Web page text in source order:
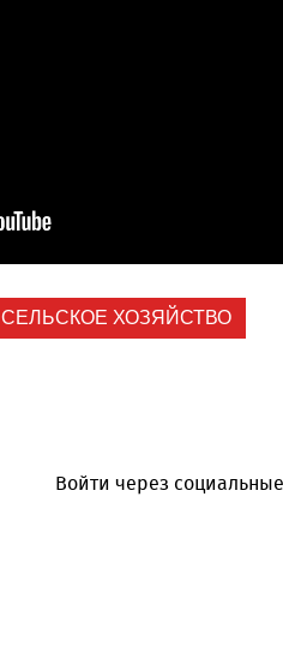
СЕЛЬСКОЕ ХОЗЯЙСТВО
Войти через